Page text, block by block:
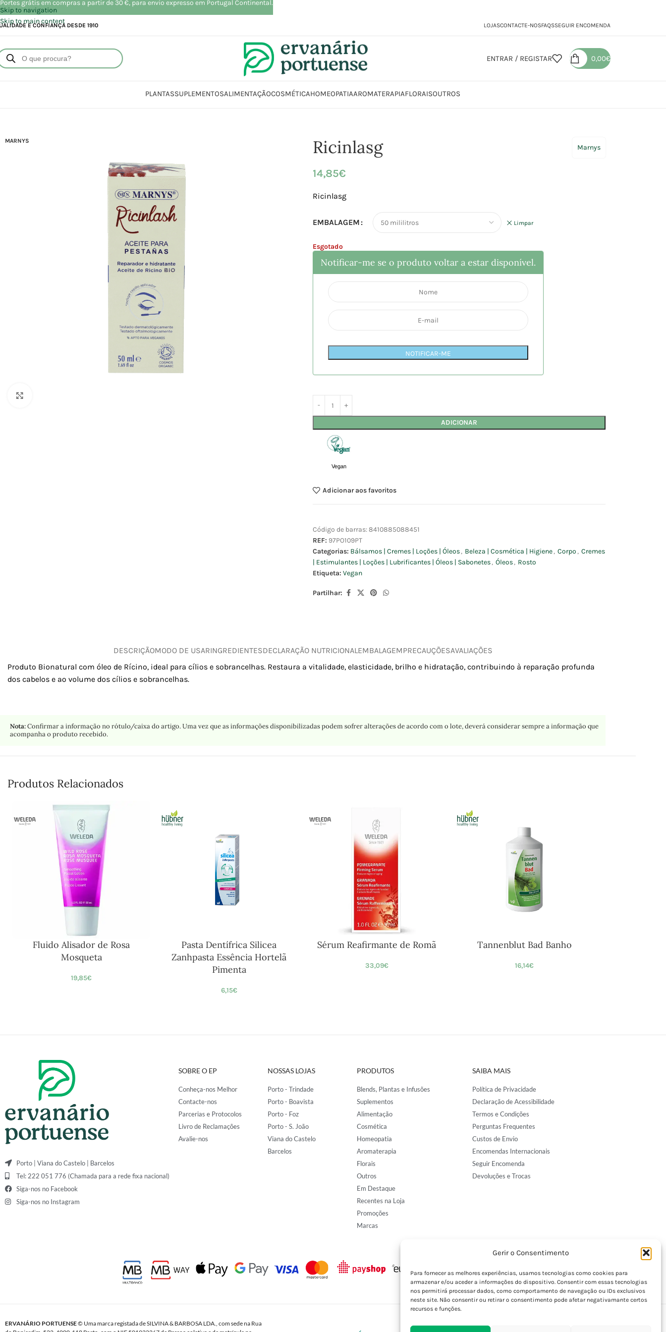
Gerir o Consentimento
Para fornecer as melhores experiências, usamos tecnologias como cookies para
armazenar e/ou aceder a informações do dispositivo. Consentir com essas tecnologias
nos permitirá processar dados, como comportamento de navegação ou IDs exclusivos
neste site. Não consentir ou retirar o consentimento pode afetar negativamante certos
recursos e funções.
Skip to navigation
Skip to main content
E CONFIANÇA DESDE 1910 LOJASCONTACTE-NOSFAQSSEGUIR ENCOMENDA
ENTRAR / REGISTAR 0,00€
PLANTASSUPLEMENTOSALIMENTAÇÃOCOSMÉTICAHOMEOPATIAAROMATERAPIAFLORAISOUTROS
MARNYS Ricinlasg Marnys
14,85€
Ricinlasg
EMBALAGEM Limpar
Esgotado
Notificar-me se o produto voltar a estar disponível.
NOTIFICAR-ME
ADICIONAR
Vegan
Adicionar aos favoritos
Código de barras:8410885088451
REF: 97PO109PT
Categorias: Bálsamos | Cremes | Loções | Óleos, Beleza | Cosmética | Higiene, Corpo , Cremes
| Estimulantes | Loções | Lubrificantes | Óleos | Sabonetes, Óleos, Rosto
Etiqueta: Vegan
Partilhar:
DESCRIÇÃOMODO DE USARINGREDIENTESDECLARAÇÃO NUTRICIONAL EMBALAGEMPRECAUÇÕESAVALIAÇÕES
Produto Bionatural com óleo de Rícino, ideal para cílios e sobrancelhas. Restaura a vitalidade, elasticidade, brilho e hidratação, contribuindo à reparação profunda
dos cabelos e ao volume dos cílios e sobrancelhas.
Nota:Confirmar a informação no rótulo/caixa do artigo. Uma vez que as informações disponibilizadas podem sofrer alterações de acordo com o lote, deverá considerar sempre a informação que
acompanha o produto recebido.
Produtos Relacionados
Fluido Alisador de Rosa
Mosqueta
19,85€
Pasta Dentífrica Silicea
Zanhpasta Essência Hortelã
Pimenta
6,15€
Sérum Reafirmante de Romã
33,09€
Tannenblut Bad Banho
16,14€
Porto | Viana do Castelo | Barcelos
Tel: 222 051 776 (Chamada para a rede fixa nacional)
Siga-nos no Facebook
Siga-nos no Instagram
SOBRE O EP
Conheça-nos Melhor
Contacte-nos
Parcerias e Protocolos
Livro de Reclamações
Avalie-nos
NOSSAS LOJAS
Porto - Trindade
Porto - Boavista
Porto - Foz
Porto - S. João
Viana do Castelo
Barcelos
PRODUTOS
Blends, Plantas e Infusões
Suplementos
Alimentação
Cosmética
Homeopatia
Aromaterapia
Florais
Outros
Em Destaque
Recentes na Loja
Promoções
Marcas
SAIBA MAIS
Política de Privacidade
Declaração de Acessibilidade
Termos e Condições
Perguntas Frequentes
Custos de Envio
Encomendas Internacionais
Seguir Encomenda
Devoluções e Trocas
ERVANÁRIO PORTUENSE© Uma marca registada de SILVINA & BARBOSA LDA., com sede na Rua
Portes grátis em compras a partir de 30 €, para envio expresso em Portugal Continental.